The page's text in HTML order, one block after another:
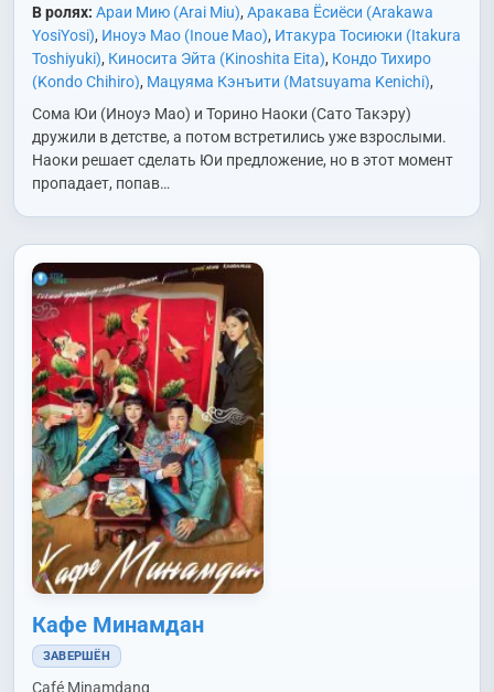
В ролях: Араи Мию (Arai Miu), Аракава Ёсиёси (Arakawa
YosiYosi), Иноуэ Мао (Inoue Mao), Итакура Тосиюки (Itakura
Toshiyuki), Киносита Эйта (Kinoshita Eita), Кондо Тихиро
(Kondo Chihiro), Мацуяма Кэнъити (Matsuyama Kenichi),
Нагатомо Икума (Nagatomo Ikuma)
Носэ Карина (Nose
Сакамото Манато (Sakamoto Manato)
Сакура
Итика (Sakura Ichika)
Сато Такэру (Sato Takeru) ,
Юсукэ (Shoji Yusuke)
Сим Ынгён (Shim Eun Kyung)
Рёсукэ (Sota Ryosuke)
Хираива Ками (Hiraiwa Kami),Хоси Моэка (Hoshi Moeka)
Сома Юи (Иноуэ Мао) и Торино Наоки (Сато Такэру)
дружили в детстве, а потом встретились уже взрослыми.
Наоки решает сделать Юи предложение, но в этот момент
пропадает, попав…
Кафе Минамдан
ЗАВЕРШЁН
Café Minamdang